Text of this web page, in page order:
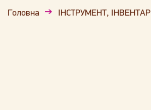
Головна ІНСТРУМЕНТ, ІНВЕНТАР